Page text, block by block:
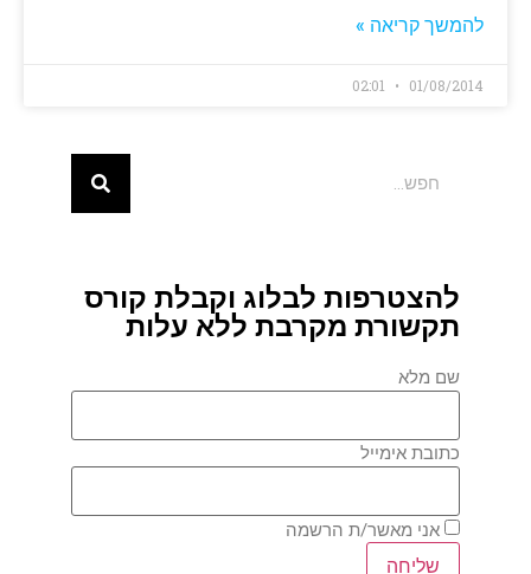
להמשך קריאה »
01/08/2014
להצטרפות לבלוג וקבלת קורס
תקשורת מקרבת ללא עלות
שם מלא
כתובת אימייל
אני מאשר/ת הרשמה